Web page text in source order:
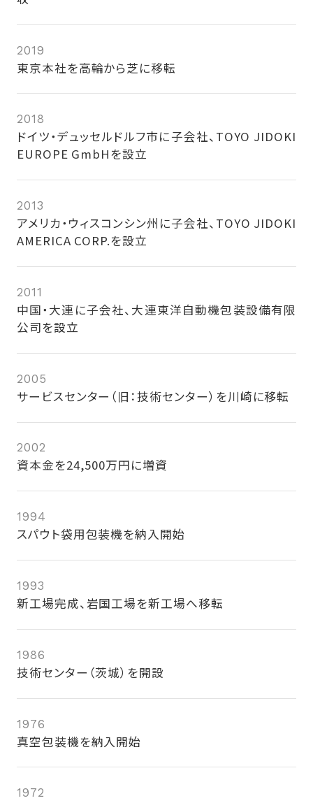
2019
東京本社を高輪から芝に移転
2018
ドイツ・デュッセルドルフ市に子会社、TOYO JIDOKI
EUROPE GmbHを設立
2013
アメリカ・ウィスコンシン州に子会社、TOYO JIDOKI
AMERICA CORP.を設立
2011
中国・大連に子会社、大連東洋自動機包装設備有限
公司を設立
2005
サービスセンター（旧：技術センター）を川崎に移転
2002
資本金を24,500万円に増資
1994
スパウト袋用包装機を納入開始
1993
新工場完成、岩国工場を新工場へ移転
1986
技術センター（茨城）を開設
1976
真空包装機を納入開始
1972